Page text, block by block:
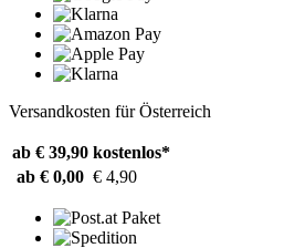
Versandkosten für Österreich
ab € 39,90 kostenlos*
ab € 0,00 € 4,90